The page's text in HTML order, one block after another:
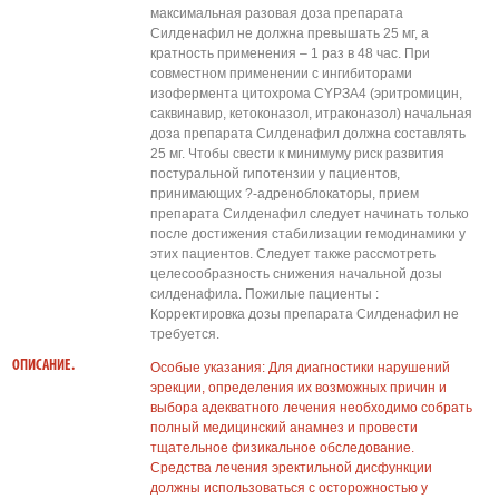
максимальная разовая доза препарата
Силденафил не должна превышать 25 мг, а
кратность применения – 1 раз в 48 час. При
совместном применении с ингибиторами
изофермента цитохрома СYРЗА4 (эритромицин,
саквинавир, кетоконазол, итраконазол) начальная
доза препарата Силденафил должна составлять
25 мг. Чтобы свести к минимуму риск развития
постуральной гипотензии у пациентов,
принимающих ?-адреноблокаторы, прием
препарата Силденафил следует начинать только
после достижения стабилизации гемодинамики у
этих пациентов. Следует также рассмотреть
целесообразность снижения начальной дозы
силденафила. Пожилые пациенты :
Корректировка дозы препарата Силденафил не
требуется.
ОПИСАНИЕ.
Особые указания: Для диагностики нарушений
эрекции, определения их возможных причин и
выбора адекватного лечения необходимо собрать
полный медицинский анамнез и провести
тщательное физикальное обследование.
Средства лечения эректильной дисфункции
должны использоваться с осторожностью у